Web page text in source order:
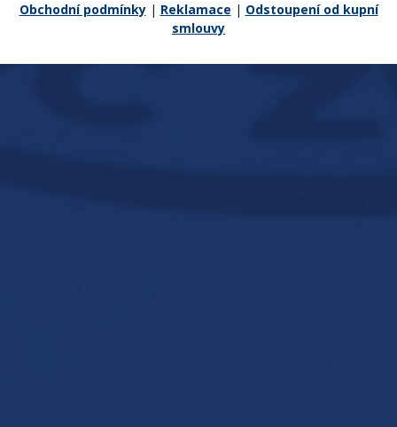
Obchodní podmínky| Reklamace | Odstoupení od kupní
smlouvy